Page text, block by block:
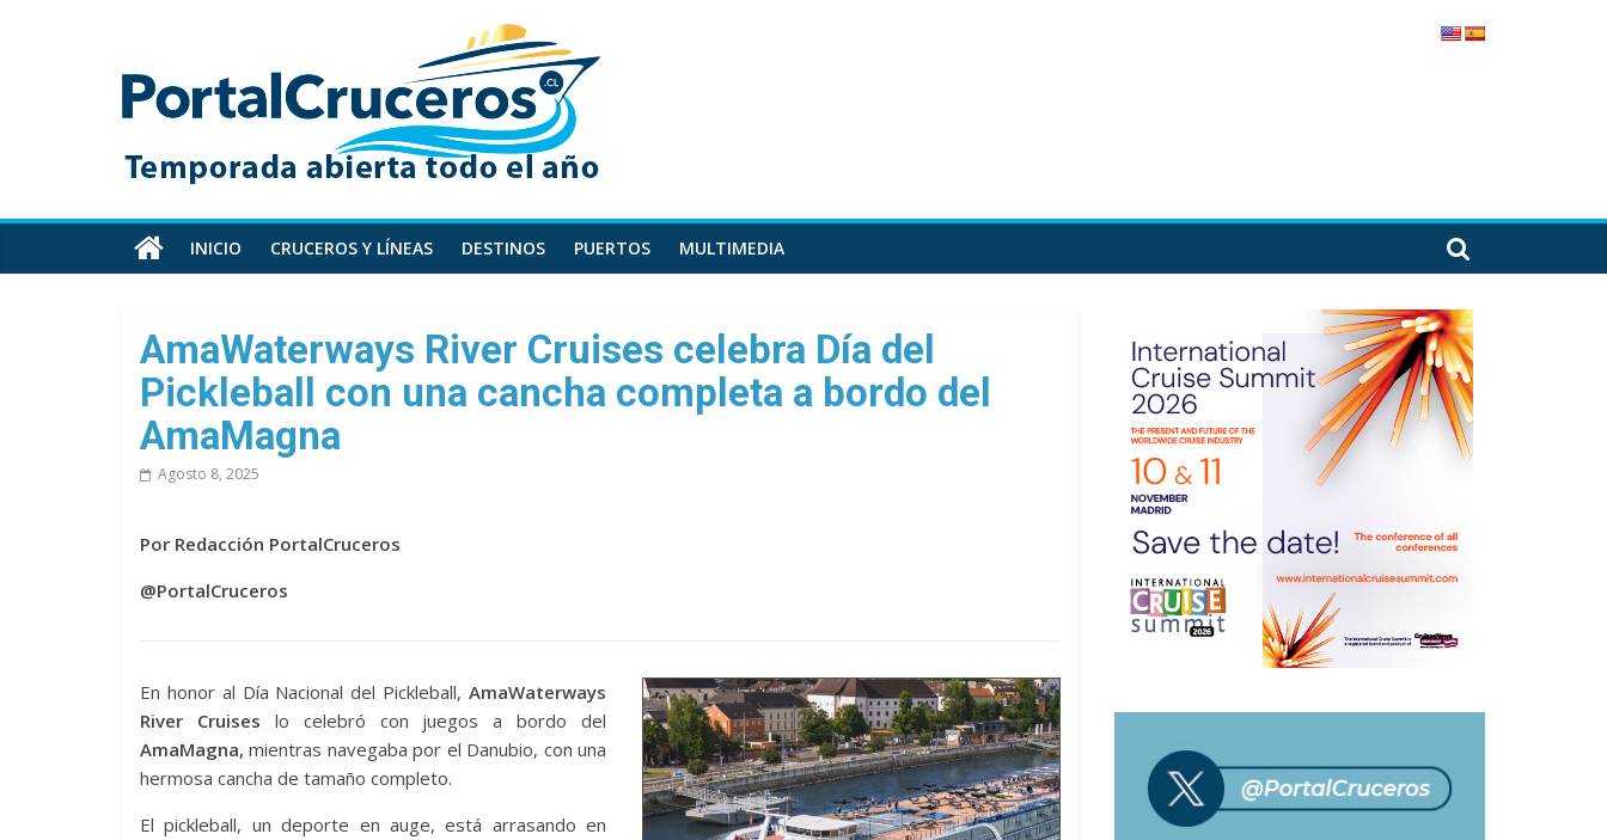
PortalCruceros
Toda
información
cruceros
en
un
sitio
INICIO CRUCEROS Y LÍNEAS DESTINOS PUERTOS MULTIMEDIA
AmaWaterways River Cruises celebra Día del
Pickleball con una cancha completa a bordo del
AmaMagna
Agosto 8, 2025
Por Redacción PortalCruceros
@PortalCruceros
En honor al Día Nacional del Pickleball, AmaWaterways
River Cruises lo celebró con juegos a bordo del
AmaMagna, mientras navegaba por el Danubio, con una
hermosa cancha de tamaño completo.
El pickleball, un deporte en auge, está arrasando en